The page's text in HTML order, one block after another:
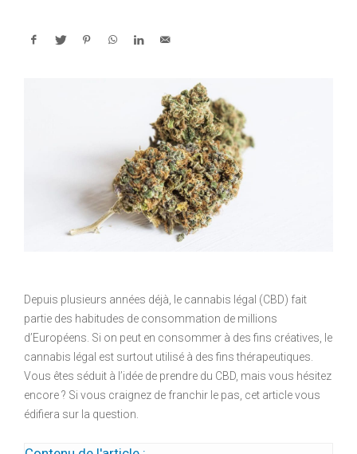
Depuis plusieurs années déjà, le cannabis légal (CBD) fait
partie des habitudes de consommation de millions
d’Européens. Si on peut en consommer à des fins créatives, le
cannabis légal est surtout utilisé à des fins thérapeutiques.
Vous êtes séduit à l’idée de prendre du CBD, mais vous hésitez
encore ? Si vous craignez de franchir le pas, cet article vous
édifiera sur la question.